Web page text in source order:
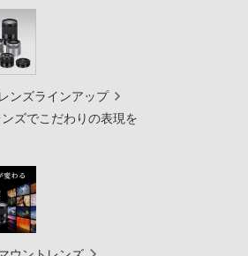
ンズラインアップ
ズでこだわりの表現を